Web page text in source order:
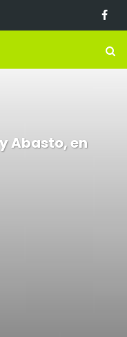
Abasto, en